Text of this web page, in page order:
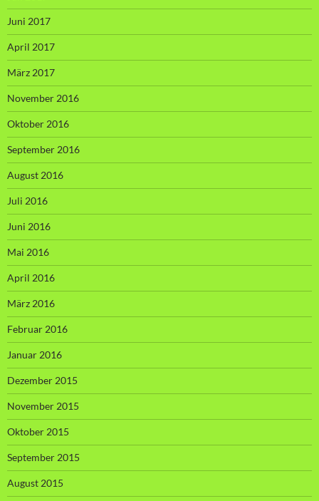
Juni 2017
April 2017
März 2017
November 2016
Oktober 2016
September 2016
August 2016
Juli 2016
Juni 2016
Mai 2016
April 2016
März 2016
Februar 2016
Januar 2016
Dezember 2015
November 2015
Oktober 2015
September 2015
August 2015